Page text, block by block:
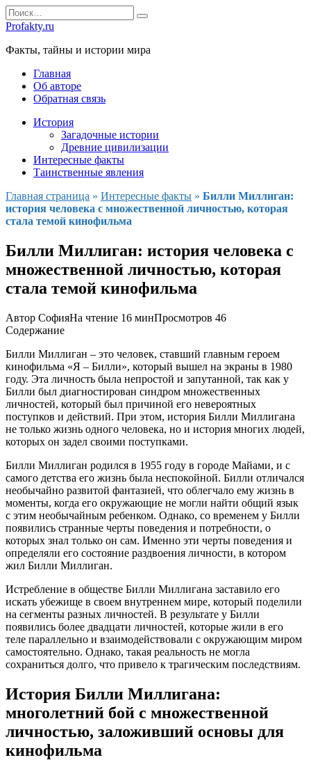
Перейти
к
содержанию
Search
for:
Profakty.ru
Факты, тайны и истории мира
Главная
Об авторе
Обратная связь
История
Загадочные истории
Древние цивилизации
Интересные факты
Таинственные явления
Главная страница » Интересные факты » Билли Миллиган:
история человека с множественной личностью, которая
стала темой кинофильма
Билли Миллиган: история человека с
множественной личностью, которая
стала темой кинофильма
Автор СофияНа чтение 16 минПросмотров 46
Содержание
Билли Миллиган – это человек, ставший главным героем
кинофильма «Я – Билли», который вышел на экраны в 1980
году. Эта личность была непростой и запутанной, так как у
Билли был диагностирован синдром множественных
личностей, который был причиной его невероятных
поступков и действий. При этом, история Билли Миллигана
не только жизнь одного человека, но и история многих людей,
которых он задел своими поступками.
Билли Миллиган родился в 1955 году в городе Майами, и с
самого детства его жизнь была неспокойной. Билли отличался
необычайно развитой фантазией, что облегчало ему жизнь в
моменты, когда его окружающие не могли найти общий язык
с этим необычайным ребенком. Однако, со временем у Билли
появились странные черты поведения и потребности, о
которых знал только он сам. Именно эти черты поведения и
определяли его состояние раздвоения личности, в котором
жил Билли Миллиган.
Истребление в обществе Билли Миллигана заставило его
искать убежище в своем внутреннем мире, который поделили
на сегменты разных личностей. В результате у Билли
появились более двадцати личностей, которые жили в его
теле параллельно и взаимодействовали с окружающим миром
самостоятельно. Однако, такая реальность не могла
сохраниться долго, что привело к трагическим последствиям.
История Билли Миллигана:
многолетний бой с множественной
личностью, заложивший основы для
кинофильма